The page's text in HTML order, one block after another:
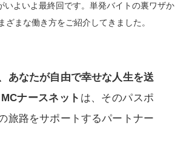
よいよ最終回です。単発バイトの裏ワザか
まな働き方をご紹介してきました。
あなたが自由で幸せな人生を送
MCナースネット は、そのパスポ
旅路をサポートするパートナー